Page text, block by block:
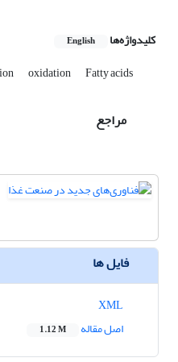
کلیدواژه‌ها English
oxidation Fatty acids
مراجع
فایل ها
اصل مقاله
1.12 M